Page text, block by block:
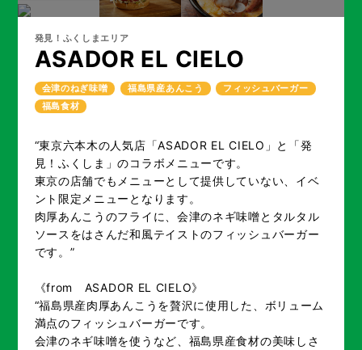
発見！ふくしまエリア
ASADOR EL CIELO
会津のねぎ味噌 福島県産あんこう
フィッシュバーガー
福島食材
“東京六本木の人気店「ASADOR EL CIELO」と「発
見！ふくしま」のコラボメニューです。
東京の店舗でもメニューとして提供していない、イベ
ント限定メニューとなります。
肉厚あんこうのフライに、会津のネギ味噌とタルタル
ソースをはさんだ和風テイストのフィッシュバーガー
です。”
《from ASADOR EL CIELO》
“福島県産肉厚あんこうを贅沢に使用した、ボリューム
満点のフィッシュバーガーです。
会津のネギ味噌を使うなど、福島県産食材の美味しさ